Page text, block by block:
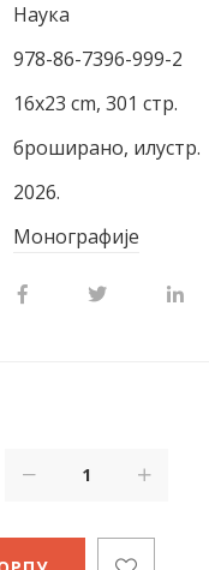
Наука
978-86-7396-999-2
16х23 cm, 301 стр.
броширано, илустр.
2026.
Монографије